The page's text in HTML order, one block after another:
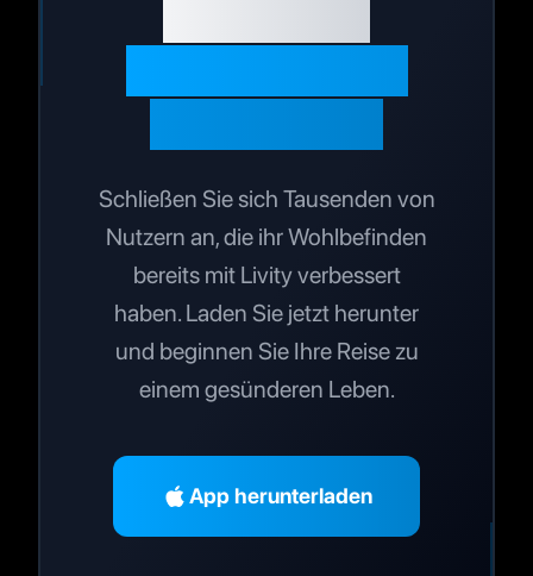
Schließen Sie sich Tausenden von
Nutzern an, die ihr Wohlbefinden
bereits mit Livity verbessert
haben. Laden Sie jetzt herunter
und beginnen Sie Ihre Reise zu
einem gesünderen Leben.
App herunterladen